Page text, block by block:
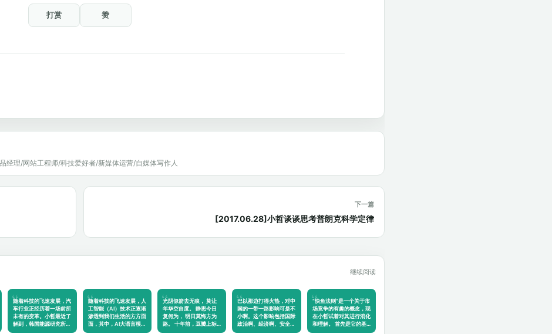
打赏 赞
经理/网站工程师/科技爱好者/新媒体运营/自媒体写作人
下一篇
[2017.06.28]小哲谈谈思考普朗克科学定律
继续阅读
随着科技的飞速发展，汽
车行业正经历着一场前所
未有的变革。小哲最近了
解到，韩国能源研究所…
随着科技的飞速发展，人
工智能（AI）技术正逐渐
渗透到我们生活的方方面
面，其中，AI大语言模…
光阴似箭去无痕， 莫让
年华空自度。 静思今日
复何为， 明日莫悔方为
路。 十年前，豆瓣上标
巴以那边打得火热，对中
国的一带一路影响可是不
小啊。这个影响包括国际
政治啊、经济啊、安全…
“快鱼法则”是一个关于市
场竞争的有趣的概念，现
在小哲试着对其进行消化
和理解。 首先是它的基…